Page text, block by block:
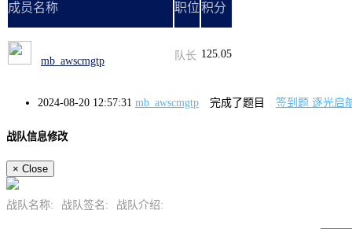
成员名称 职位积分
mb_awscmgtp 队长 125.05
2024-08-20 12:57:31 mb_awscmgtp 完成了题目 签到题 逐光启
战队信息修改
× Close
战队名称: 战队签名: 战队介绍: